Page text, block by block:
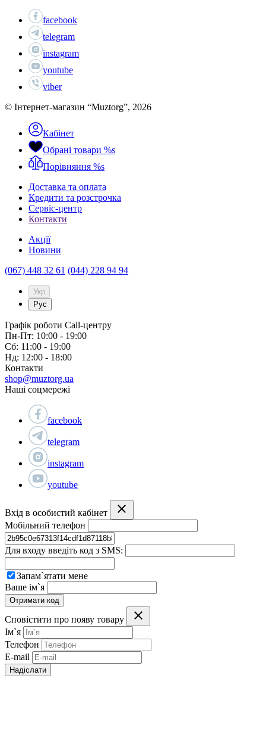
facebook
telegram
instagram
youtube
viber
© Інтернет-магазин “Muztorg”, 2026
Кабінет
Обрані товари %s
Порівняння %s
Доставка та оплата
Кредити та розстрочка
Сервіc-центр
Контакти
Акції
Новини
(067) 448 32 61 (044) 228 94 94
Укр
Рус
Графік роботи Call-центру
Пн-Пт: 10:00 - 19:00
Сб: 11:00 - 19:00
Нд: 12:00 - 18:00
Контакти
shop@muztorg.ua
Наші соцмережі
facebook
telegram
instagram
youtube
Вхід в особистий кабінет
Мобільний телефон
Для входу введіть код з SMS:
Запам`ятати мене
Ваше ім`я
Отримати код
Сповістити про появу товару
Ім`я
Телефон
E-mail
Надіслати